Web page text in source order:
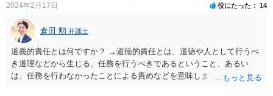
2024年2月17日 役にたった 14
倉田 勲 弁護士
道義的責任とは何ですか？ →道徳的責任とは、道徳や人として行うべ
き道理などから生じる、任務を行うべきであるということ、あるい
は、任務を行わなかったことによる責めなどを意味します。 道義的責